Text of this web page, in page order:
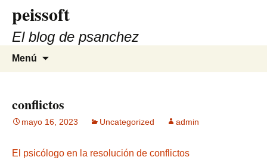
contenido
peissoft
El blog de psanchez
Menú
conflictos
mayo 16, 2023 Uncategorized admin
El psicólogo en la resolución de conflictos